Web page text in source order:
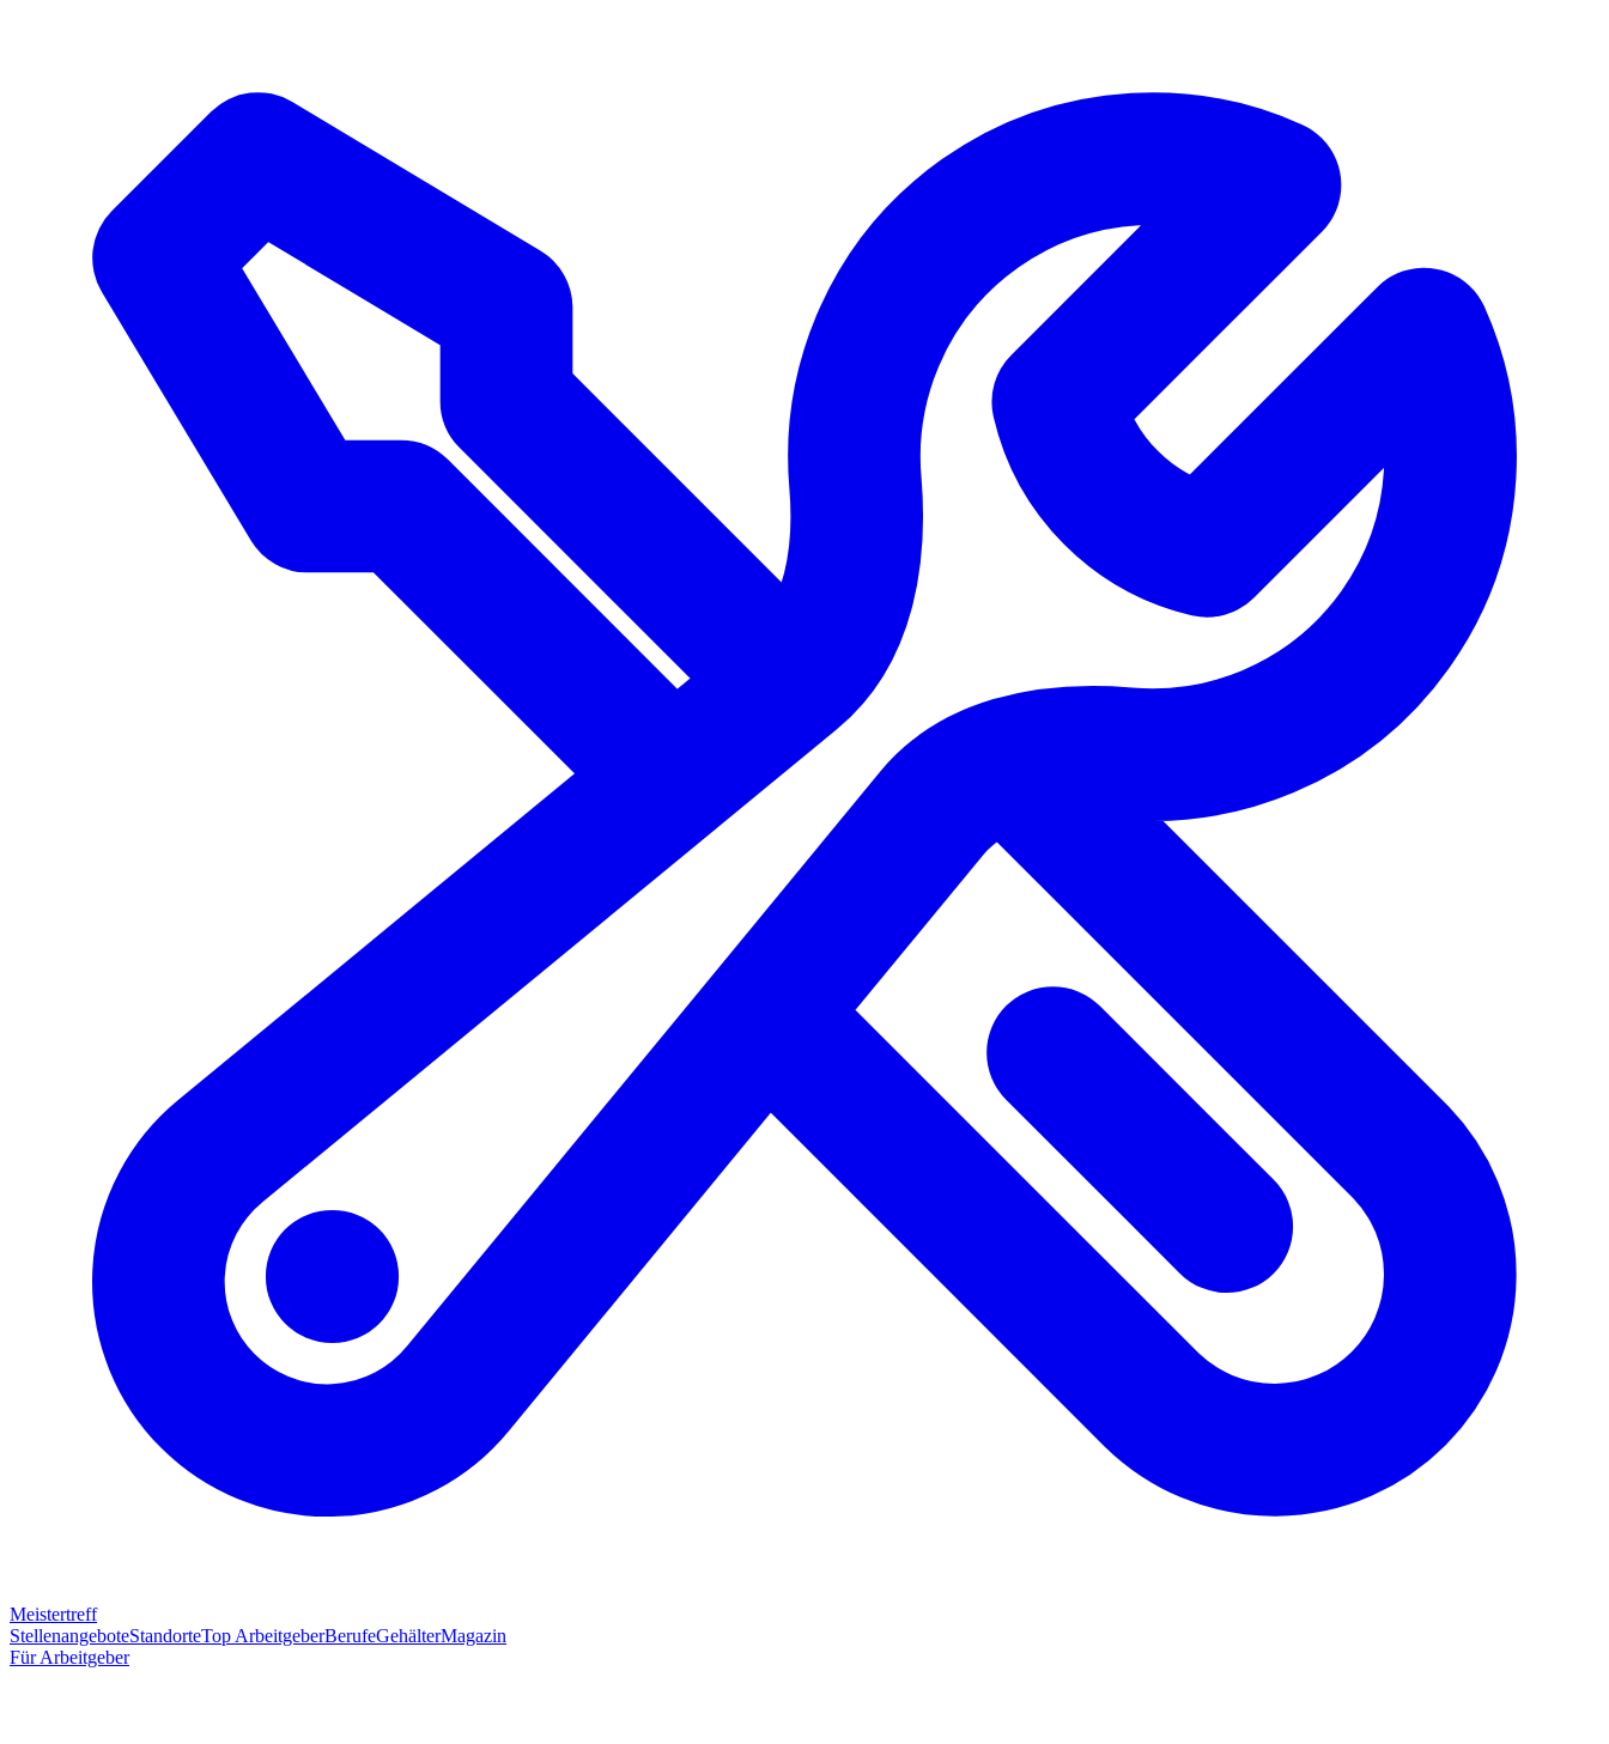
Meistertreff
StellenangeboteStandorteTop ArbeitgeberBerufeGehälterMagazin
Für Arbeitgeber